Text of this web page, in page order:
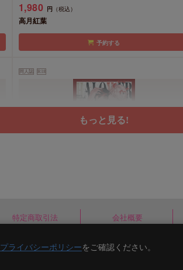
1,980 円 （税込）
高月紅葉
予約する
同人誌 R18
紅茶ティー
カートに入れる
もっと見る!
特定商取引法 会社概要
Copyright(C) comicomi studio. All right reserved.
プライバシーポリシー をご確認ください。